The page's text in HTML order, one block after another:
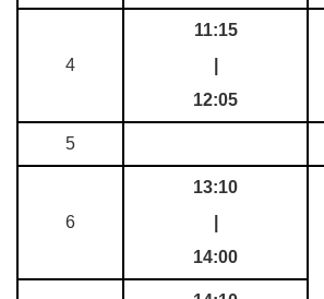
4
11:15
12:05
5
6
13:10
14:00